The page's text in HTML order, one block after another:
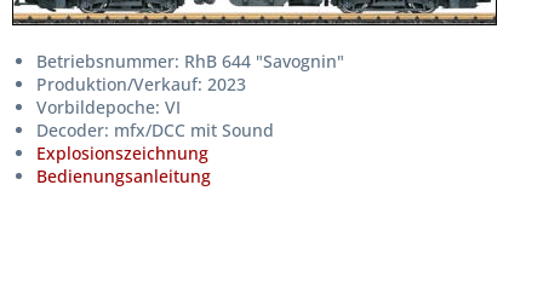
Betriebsnummer: RhB 644 "Savognin"
Produktion/Verkauf: 2023
Vorbildepoche: VI
Decoder: mfx/DCC mit Sound
Explosionszeichnung
Bedienungsanleitung